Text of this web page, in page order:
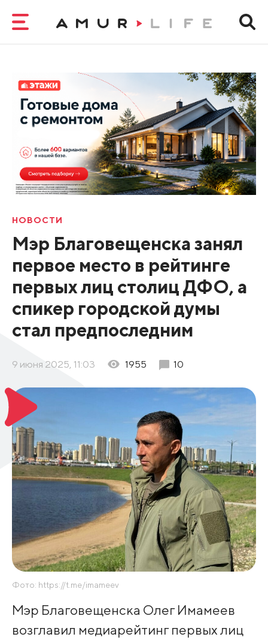
НОВОСТИ
Мэр Благовещенска занял
первое место в рейтинге
первых лиц столиц ДФО, а
спикер городской думы
стал предпоследним
9 июня 2025, 11:03 1955 10
Фото: https://t.me/imameev
Мэр Благовещенска Олег Имамеев
возглавил медиарейтинг первых лиц